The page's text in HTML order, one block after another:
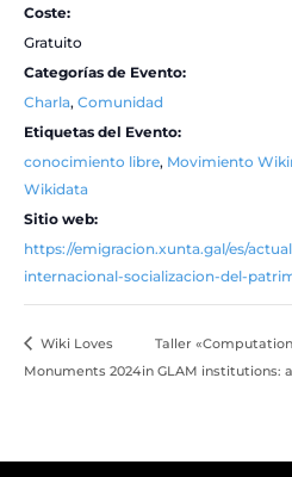
Coste:
Gratuito
Categorías de Evento:
Charla, Comunidad
Etiquetas del Evento:
conocimiento libre, Movimiento
Wikidata
Sitio web:
https://emigracion.xunta.gal/es/
internacional-socializacion-del-
Wiki Loves
Monuments 2024
Taller
in GLAM institutions: